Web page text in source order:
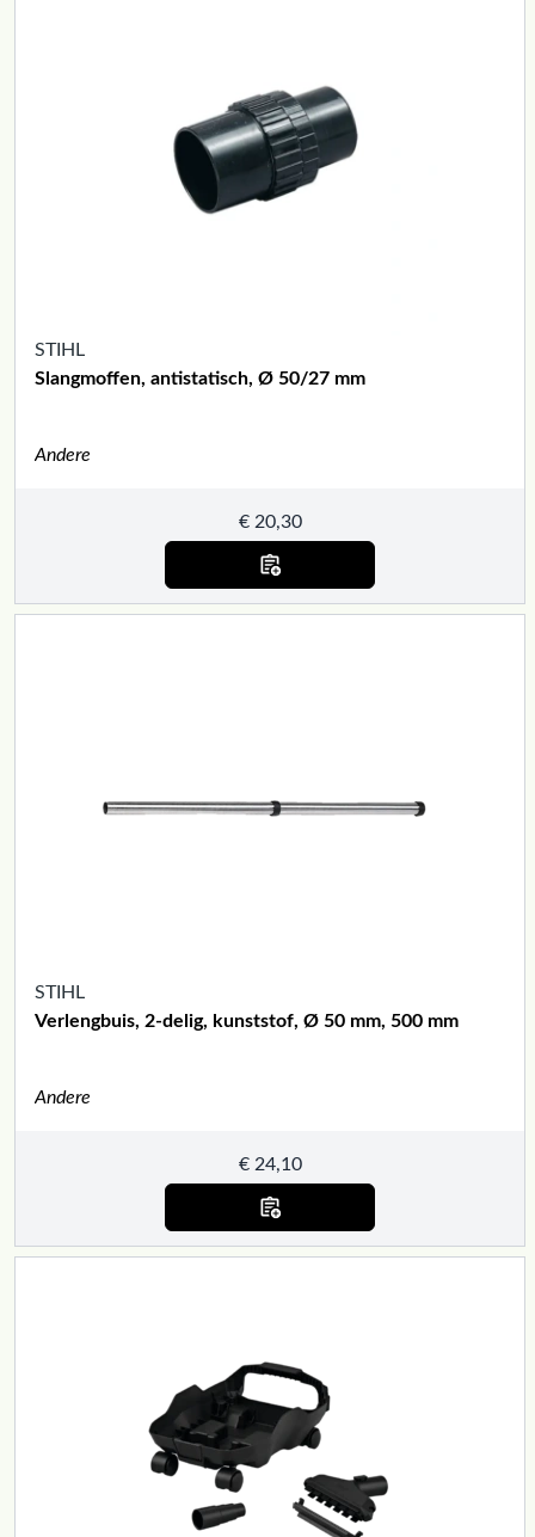
STIHL
Slangmoffen, antistatisch, Ø 50/27 mm
Andere
€20,30
STIHL
Verlengbuis, 2-delig, kunststof, Ø 50 mm, 500 mm
Andere
€24,10